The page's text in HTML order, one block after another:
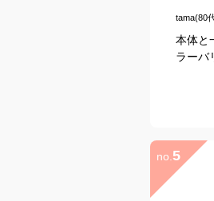
tama(80
本体と
ラーバ
no. 5